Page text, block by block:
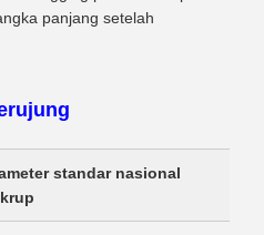
panjang setelah
standar nasional